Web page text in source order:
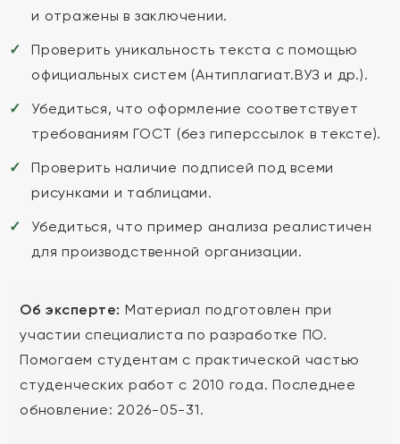
и отражены в заключении.
Проверить уникальность текста с помощью
официальных систем (Антиплагиат.ВУЗ и др.).
Убедиться, что оформление соответствует
требованиям ГОСТ (без гиперссылок в тексте).
Проверить наличие подписей под всеми
рисунками и таблицами.
Убедиться, что пример анализа реалистичен
для производственной организации.
Об эксперте: Материал подготовлен при
участии специалиста по разработке ПО.
Помогаем студентам с практической частью
студенческих работ с 2010 года. Последнее
обновление: 2026-05-31.